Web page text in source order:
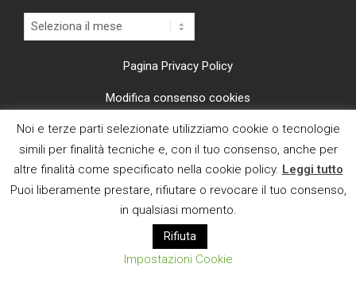
Archivi
Pagina Privacy Policy
Modifica consenso cookies
CI TROVI ANCHE SU
E MAIL
Noi e terze parti selezionate utilizziamo cookie o tecnologie
simili per finalità tecniche e, con il tuo consenso, anche per
altre finalità come specificato nella cookie policy. Leggi tutto
Puoi liberamente prestare, rifiutare o revocare il tuo consenso,
in qualsiasi momento.
Rifiuta
Impostazioni Cookie